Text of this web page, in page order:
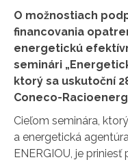
O možnostiach
financovania
energetickú
seminári
ktorý sa uskutoční
Coneco-
Cieľom seminára,
a energetická
ENERGIOU, je